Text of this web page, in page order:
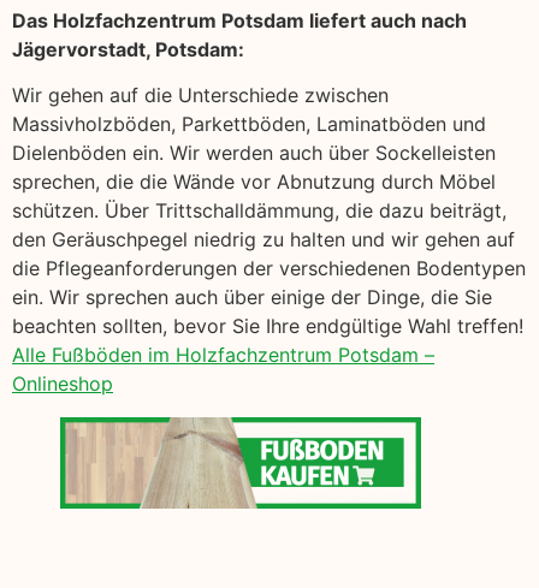
Das Holzfachzentrum Potsdam liefert auch nach
Jägervorstadt, Potsdam:
Wir gehen auf die Unterschiede zwischen
Massivholzböden, Parkettböden, Laminatböden und
Dielenböden ein. Wir werden auch über Sockelleisten
sprechen, die die Wände vor Abnutzung durch Möbel
schützen. Über Trittschalldämmung, die dazu beiträgt,
den Geräuschpegel niedrig zu halten und wir gehen auf
die Pflegeanforderungen der verschiedenen Bodentypen
ein. Wir sprechen auch über einige der Dinge, die Sie
beachten sollten, bevor Sie Ihre endgültige Wahl treffen!
Alle Fußböden im Holzfachzentrum Potsdam –
Onlineshop